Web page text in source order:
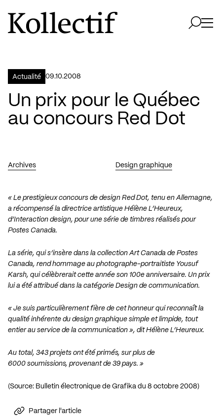
Aller à la page d'accueil
Logo Kollectif
Actualité 09.10.2008
Un prix pour le Québec
au concours Red Dot
Archives Design graphique
« Le prestigieux concours de design Red Dot, tenu en Allemagne,
a récompensé la directrice artistique Hélène L’Heureux,
d’Interaction design, pour une série de timbres réalisés pour
Postes Canada.
La série, qui s’insère dans la collection Art Canada de Postes
Canada, rend hommage au photographe-portraitiste Yousuf
Karsh, qui célèbrerait cette année son 100e anniversaire. Un prix
lui a été attribué dans la catégorie Design de communication.
« Je suis particulièrement fière de cet honneur qui reconnaît la
qualité inhérente du design graphique simple et limpide, tout
entier au service de la communication », dit Hélène L’Heureux.
Au total, 343 projets ont été primés, sur plus de
6000 soumissions, provenant de 39 pays. »
(Source: Bulletin électronique de Grafika du 8 octobre 2008)
Partager l'article